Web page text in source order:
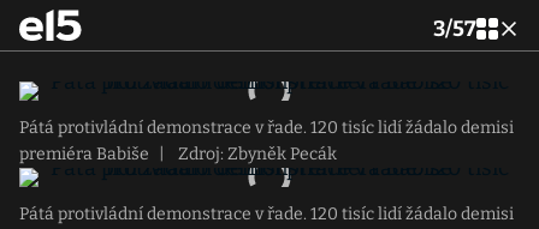
3/57
Pátá protivládní demonstrace v řade. 120 tisíc lidí žádalo demisi
premiéra Babiše
Zdroj: Zbyněk Pecák
Pátá protivládní demonstrace v řade. 120 tisíc lidí žádalo demisi